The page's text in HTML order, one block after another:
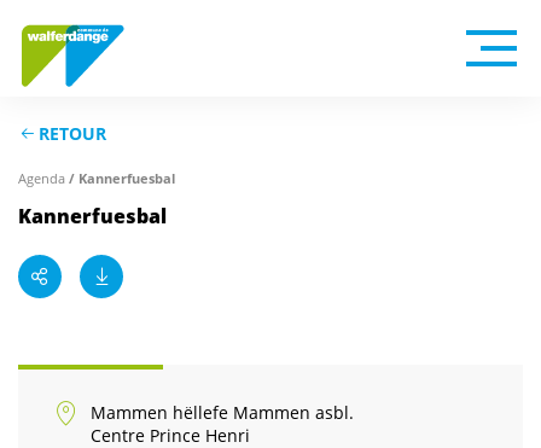
RETOUR
Agenda / Kannerfuesbal
Kannerfuesbal
Mammen hëllefe Mammen asbl.
Centre Prince Henri